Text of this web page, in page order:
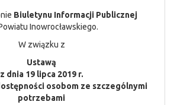
Biuletynu Informacji Publicznej
Inowrocławskiego.
W związku z
Ustawą
z dnia 19 lipca 2019 r.
osobom ze szczególnymi
potrzebami